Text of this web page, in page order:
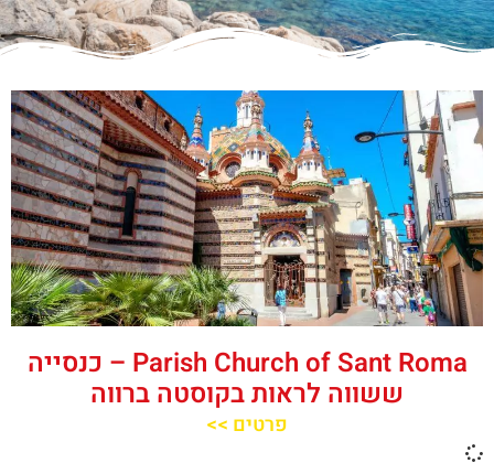
‪‪Parish Church of Sant Roma‬‬ – כנסייה
ששווה לראות בקוסטה ברווה
פרטים >>